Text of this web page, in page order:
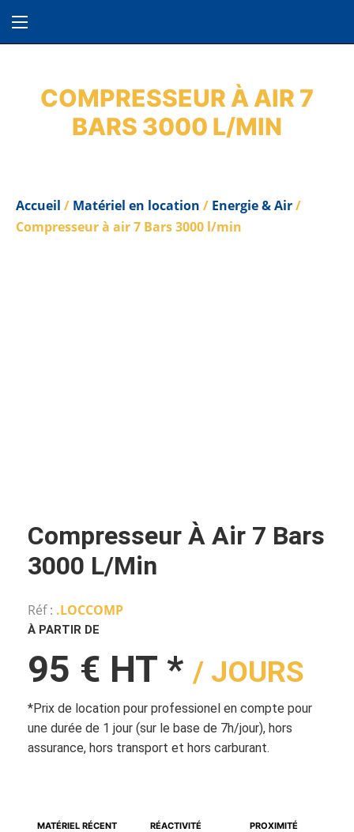
COMPRESSEUR À AIR 7
BARS 3000 L/MIN
Accueil / Matériel en location / Energie & Air/
Compresseur à air 7 Bars 3000 l/min
Compresseur À Air 7 Bars
3000 L/min
Réf : .LOCCOMP
À PARTIR DE
95 € HT * / JOURS
*Prix de location pour professionel en compte pour
une durée de 1 jour (sur le base de 7h/jour), hors
assurance, hors transport et hors carburant.
MATÉRIEL RÉCENT RÉACTIVITÉ PROXIMITÉ